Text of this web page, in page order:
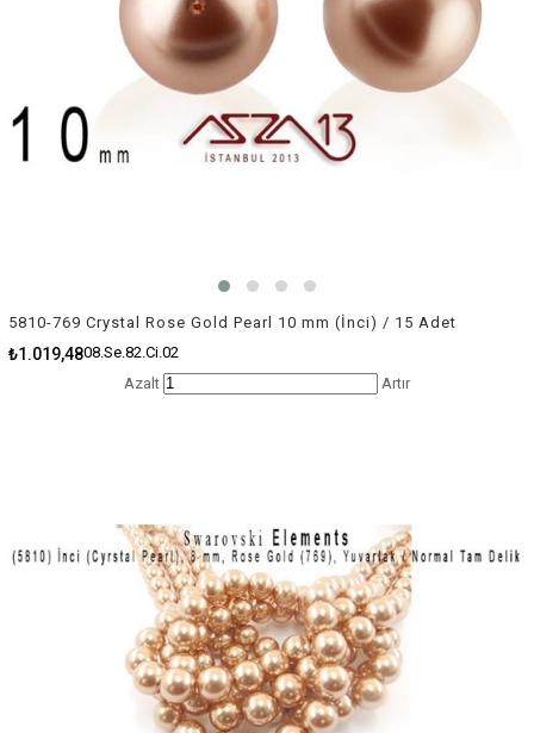
5810-769 Crystal Rose Gold Pearl 10 mm (İnci) / 15 Adet
₺1.019,4808.Se.82.Ci.02
Azalt
Artır